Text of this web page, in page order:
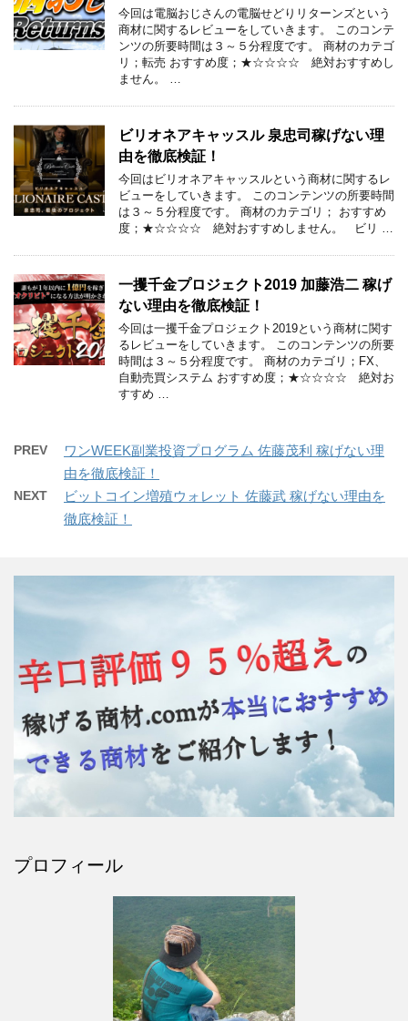
今回は電脳おじさんの電脳せどりリターンズという
商材に関するレビューをしていきます。 このコンテ
ンツの所要時間は３～５分程度です。 商材のカテゴ
リ；転売 おすすめ度；★☆☆☆☆ 絶対おすすめし
ません。 …
ビリオネアキャッスル 泉忠司稼げない理
由を徹底検証！
今回はビリオネアキャッスルという商材に関するレ
ビューをしていきます。 このコンテンツの所要時間
は３～５分程度です。 商材のカテゴリ； おすすめ
度；★☆☆☆☆ 絶対おすすめしません。 ビリ …
一攫千金プロジェクト2019 加藤浩二 稼げ
ない理由を徹底検証！
今回は一攫千金プロジェクト2019という商材に関す
るレビューをしていきます。 このコンテンツの所要
時間は３～５分程度です。 商材のカテゴリ；FX、
自動売買システム おすすめ度；★☆☆☆☆ 絶対お
すすめ …
PREV
ワンWEEK副業投資プログラム 佐藤茂利 稼げない理
由を徹底検証！
NEXT
ビットコイン増殖ウォレット 佐藤武 稼げない理由を
徹底検証！
プロフィール